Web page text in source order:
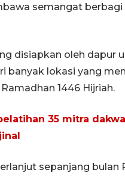
semangat berbagi
disiapkan oleh dapur
banyak lokasi yang
1446 Hijriah.
35 mitra
sepanjang